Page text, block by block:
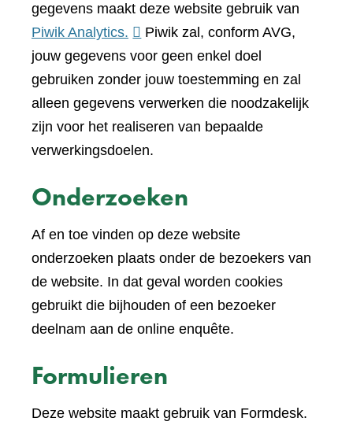
gegevens maakt deze website gebruik van
Piwik Analytics. (verwijst
naar
een
andere
website)
Piwik zal, conform AVG,
jouw gegevens voor geen enkel doel
gebruiken zonder jouw toestemming en zal
alleen gegevens verwerken die noodzakelijk
zijn voor het realiseren van bepaalde
verwerkingsdoelen.
Onderzoeken
Af en toe vinden op deze website
onderzoeken plaats onder de bezoekers van
de website. In dat geval worden cookies
gebruikt die bijhouden of een bezoeker
deelnam aan de online enquête.
Formulieren
Deze website maakt gebruik van Formdesk.